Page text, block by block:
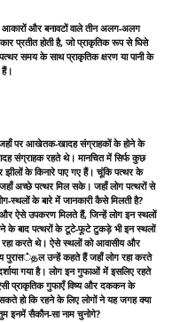
और बनावटों वाले तीन अलग-अलग
प्रतीत होती है, जो प्राकृतिक रूप से घिसे
समय के साथ प्राकृतिक क्षरण या पानी के
हैं।
जहाँ पर आखेतक-खादह संग्राहकों के होने के
संग्राहक रहते थे। मानचित में सिर्फ कुछ
झीलों के किनारे पाए गए हैं। चूंकि पत्थर के
अच्छे पत्थर मिल सके। जहाँ लोग पत्थरों से
स्थलों के बारे में जानकारी कैसे मिलती है?
ऐसे उपकरण मिलते हैं, जिन्हें लोग इन स्थलों
के बाद पत्थरों के टूटे-फूटे टुकड़े भी इन स्थलों
करते थे। ऐसे स्थलों को आवासीय और
पुरास்தल उन्हें कहते हैं जहाँ लोग रहा करते
गया है। लोग इन गुफाओं में इसलिए रहते
प्राकृतिक गुफाएँ विष्य और दककन के
सकते हो कि रहने के लिए लोगों ने यह जगह क्या
इनमें सैकौन-सा नाम चुनोगे?